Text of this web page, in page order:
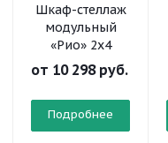
Шкаф-стеллаж
модульный
«Рио» 2х4
от 10 298 руб.
Подробнее